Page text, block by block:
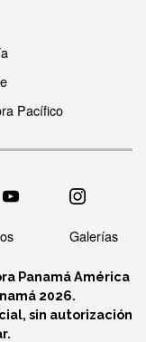
Pacífico
Galerías
Panamá América
2026.
sin autorización